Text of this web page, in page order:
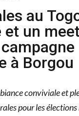
au
et un
à Borgou
conviviale et
pour les